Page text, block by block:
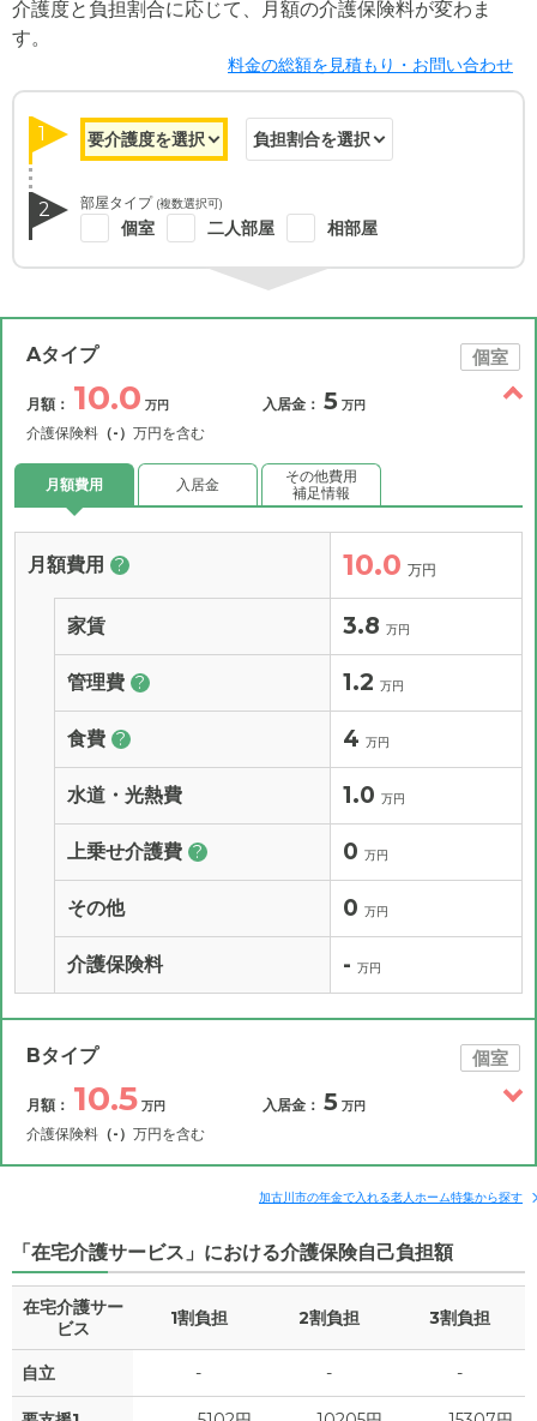
介護度と負担割合に応じて、月額の介護保険料が変わま
す。
料金の総額を見積もり・お問い合わせ
1
2 部屋タイプ (複数選択可)
個室 二人部屋 相部屋
Aタイプ 個室
月額： 10.0 万円
介護保険料 （-） 万円を含む
入居金： 5 万円
月額費用 入居金
その他費用
補足情報
月額費用 ? 10.0 万円
家賃 3.8 万円
管理費 ? 1.2 万円
食費 ? 4 万円
水道・光熱費 1.0 万円
上乗せ介護費 ? 0 万円
その他 0 万円
介護保険料 - 万円
Bタイプ 個室
月額： 10.5 万円
介護保険料 （-） 万円を含む
入居金： 5 万円
補足情報
月額費用 ? 10.5 万円
家賃 4.3
加古川市の年金で入れる老人ホーム特集から探す
「在宅介護サービス」における介護保険自己負担額
在宅介護サー
ビス
1割負担 2割負担 3割負担
自立 - - -